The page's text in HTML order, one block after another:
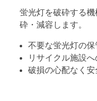
情
報
YouTube
蛍光灯を破砕する
砕・減容します。
不要な蛍光灯の
リサイクル施設
破損の心配なく